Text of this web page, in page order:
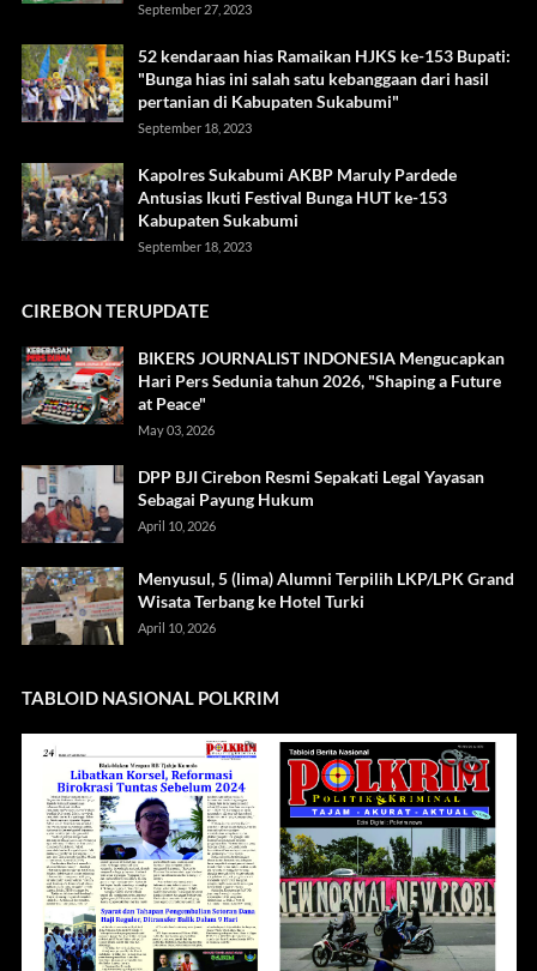
September 27, 2023
52 kendaraan hias Ramaikan HJKS ke-153 Bupati:
"Bunga hias ini salah satu kebanggaan dari hasil
pertanian di Kabupaten Sukabumi"
September 18, 2023
Kapolres Sukabumi AKBP Maruly Pardede
Antusias Ikuti Festival Bunga HUT ke-153
Kabupaten Sukabumi
September 18, 2023
CIREBON TERUPDATE
BIKERS JOURNALIST INDONESIA Mengucapkan
Hari Pers Sedunia tahun 2026, "Shaping a Future
at Peace"
May 03, 2026
DPP BJI Cirebon Resmi Sepakati Legal Yayasan
Sebagai Payung Hukum
April 10, 2026
Menyusul, 5 (lima) Alumni Terpilih LKP/LPK Grand
Wisata Terbang ke Hotel Turki
April 10, 2026
TABLOID NASIONAL POLKRIM